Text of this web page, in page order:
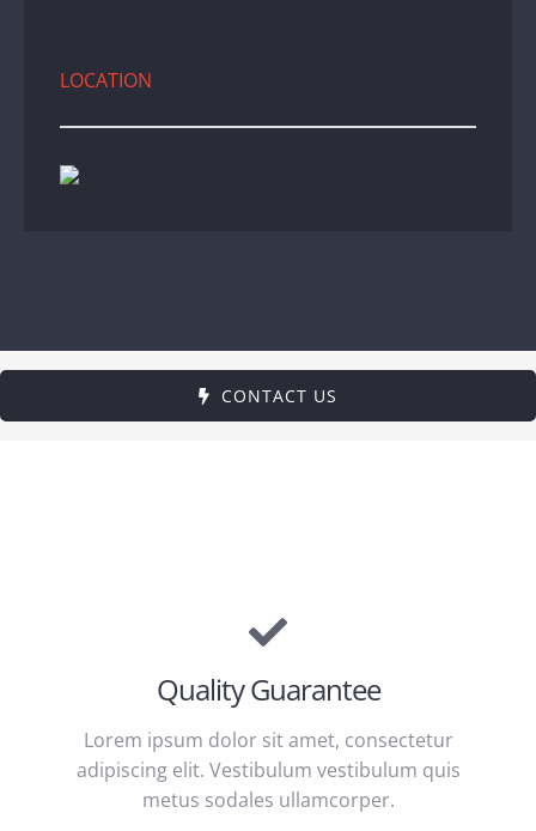
LOCATION
CONTACT US
Quality Guarantee
Lorem ipsum dolor sit amet, consectetur
adipiscing elit. Vestibulum vestibulum quis
metus sodales ullamcorper.